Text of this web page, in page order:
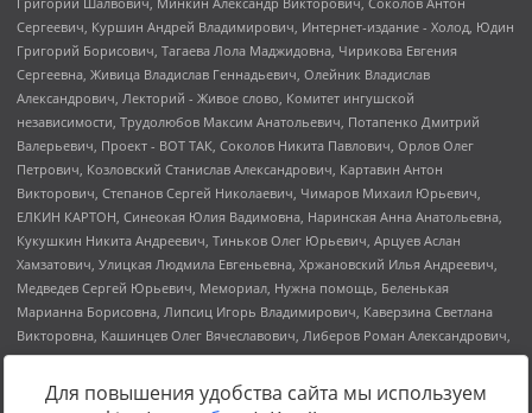
Для повышения удобства сайта мы используем